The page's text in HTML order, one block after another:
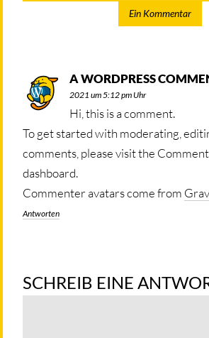
Ein Kommentar
A WORDPRESS
2021 um 5:12 pm Uhr
Hi, this is a comment.
To get started with moderating,
comments, please visit the
dashboard.
Commenter avatars come from
Antworten
SCHREIB EINE